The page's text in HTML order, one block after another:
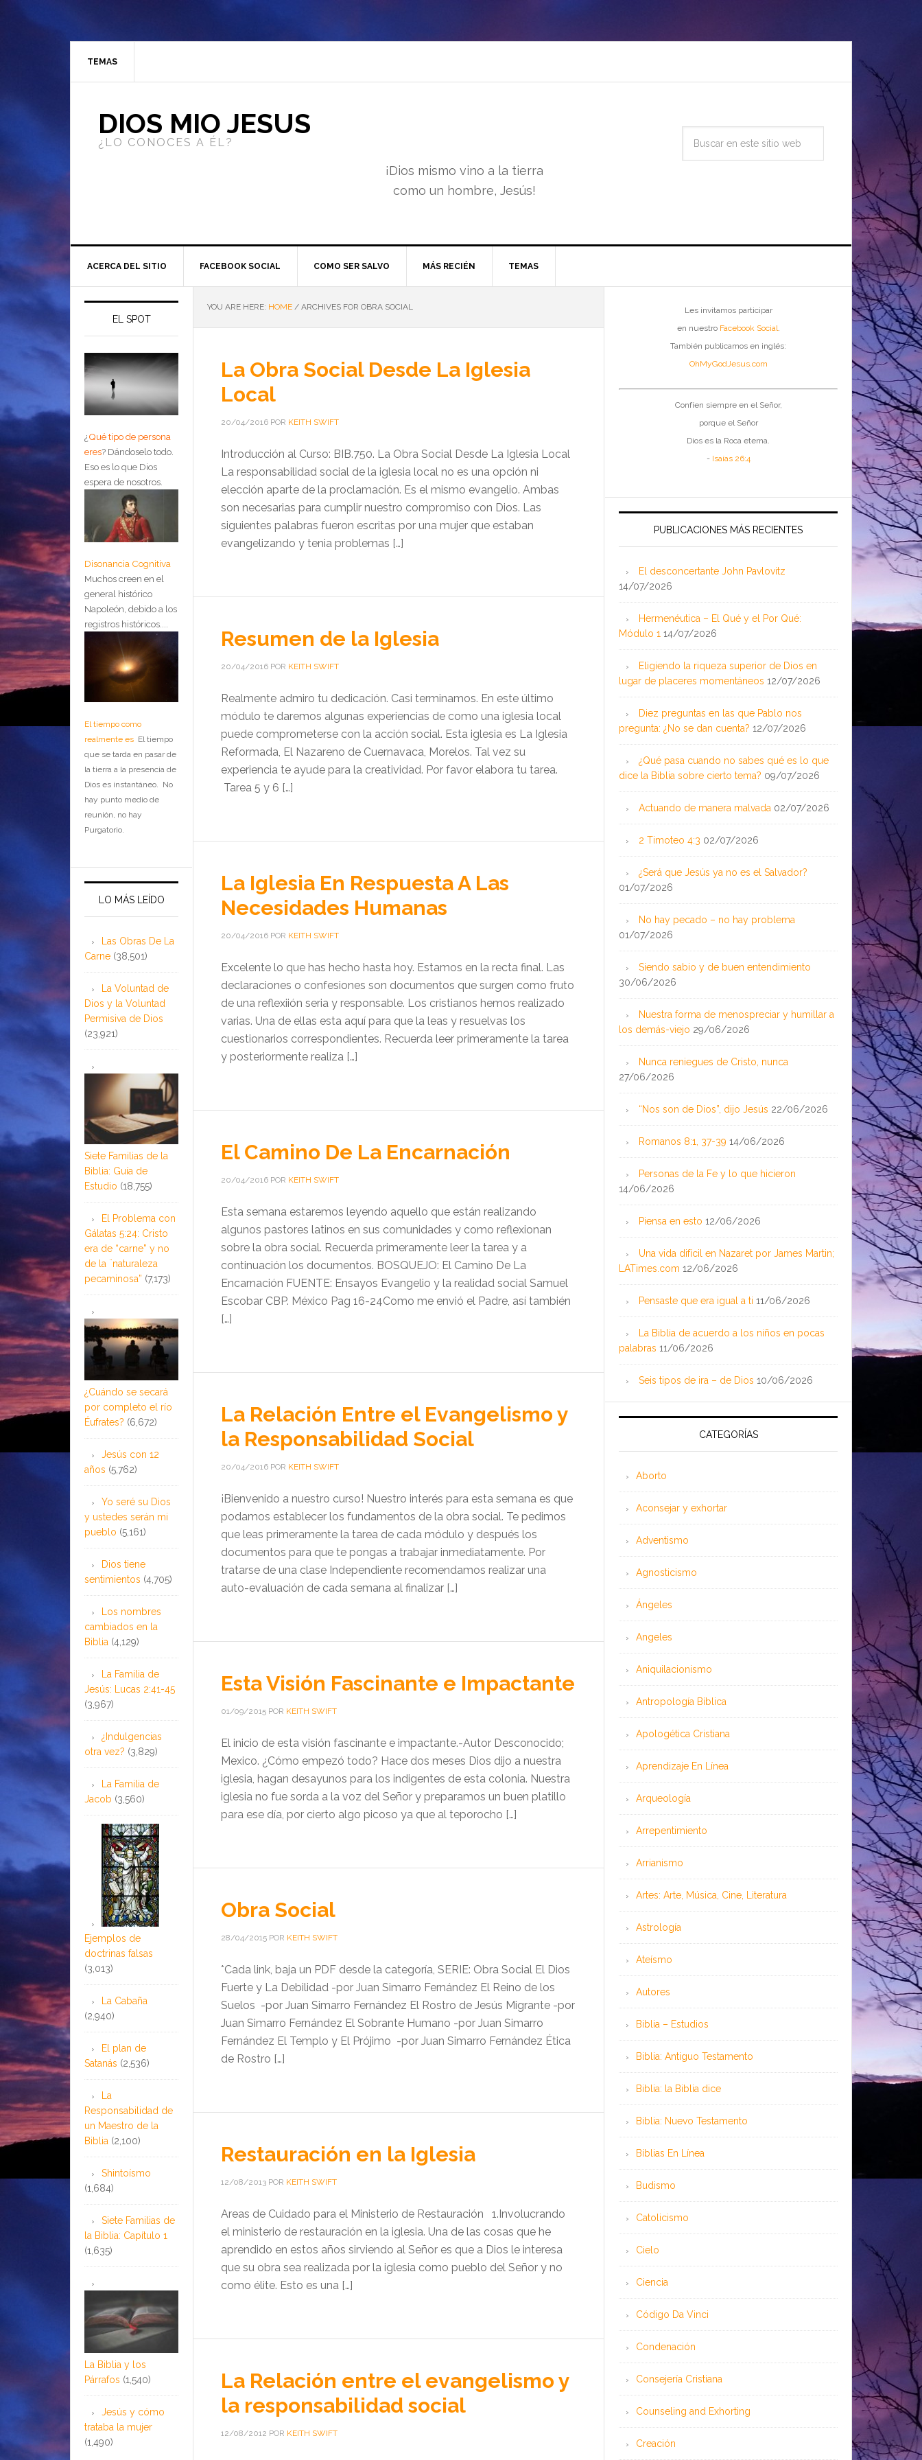
TEMAS
DIOS MIO JESUS
¿LO CONOCES A ÉL?
¡Dios mismo vino a la tierra
como un hombre, Jesús!
ACERCA DEL SITIO FACEBOOK SOCIAL COMO SER SALVO MÁS RECIÉN TEMAS
YOU ARE HERE: HOME / ARCHIVES FOR OBRA SOCIAL
La Obra Social Desde La Iglesia
Local
20/04/2016 POR KEITH SWIFT
Introducción al Curso: BIB.750. La Obra Social Desde La Iglesia Local
La responsabilidad social de la iglesia local no es una opción ni
elección aparte de la proclamación. Es el mismo evangelio. Ambas
son necesarias para cumplir nuestro compromiso con Dios. Las
siguientes palabras fueron escritas por una mujer que estaban
evangelizando y tenia problemas […]
Resumen de la Iglesia
20/04/2016 POR KEITH SWIFT
Realmente admiro tu dedicación. Casi terminamos. En este último
módulo te daremos algunas experiencias de como una iglesia local
puede comprometerse con la acción social. Esta iglesia es La Iglesia
Reformada, El Nazareno de Cuernavaca, Morelos. Tal vez su
experiencia te ayude para la creatividad. Por favor elabora tu tarea.
Tarea 5 y 6 […]
La Iglesia En Respuesta A Las
Necesidades Humanas
20/04/2016 POR KEITH SWIFT
Excelente lo que has hecho hasta hoy. Estamos en la recta final. Las
declaraciones o confesiones son documentos que surgen como fruto
de una reflexiión seria y responsable. Los cristianos hemos realizado
varias. Una de ellas esta aquí para que la leas y resuelvas los
cuestionarios correspondientes. Recuerda leer primeramente la tarea
y posteriormente realiza […]
El Camino De La Encarnación
20/04/2016 POR KEITH SWIFT
Esta semana estaremos leyendo aquello que están realizando
algunos pastores latinos en sus comunidades y como reflexionan
sobre la obra social. Recuerda primeramente leer la tarea y a
continuación los documentos. BOSQUEJO: El Camino De La
Encarnación FUENTE: Ensayos Evangelio y la realidad social Samuel
Escobar CBP. México Pag 16-24Como me envió el Padre, así también
[…]
La Relación Entre el Evangelismo y
la Responsabilidad Social
20/04/2016 POR KEITH SWIFT
¡Bienvenido a nuestro curso! Nuestro interés para esta semana es que
podamos establecer los fundamentos de la obra social. Te pedimos
que leas primeramente la tarea de cada módulo y después los
documentos para que te pongas a trabajar inmediatamente. Por
tratarse de una clase Independiente recomendamos realizar una
auto-evaluación de cada semana al finalizar […]
Esta Visión Fascinante e Impactante
01/09/2015 POR KEITH SWIFT
El inicio de esta visión fascinante e impactante.-Autor Desconocido;
Mexico. ¿Cómo empezó todo? Hace dos meses Dios dijo a nuestra
iglesia, hagan desayunos para los indigentes de esta colonia. Nuestra
iglesia no fue sorda a la voz del Señor y preparamos un buen platillo
para ese día, por cierto algo picoso ya que al teporocho […]
Obra Social
28/04/2015 POR KEITH SWIFT
*Cada link, baja un PDF desde la categoría, SERIE: Obra Social El Dios
Fuerte y La Debilidad -por Juan Simarro Fernández El Reino de los
Suelos -por Juan Simarro Fernández El Rostro de Jesús Migrante -por
Juan Simarro Fernández El Sobrante Humano -por Juan Simarro
Fernández El Templo y El Prójimo -por Juan Simarro Fernández Ética
de Rostro […]
Restauración en la Iglesia
12/08/2013 POR KEITH SWIFT
Areas de Cuidado para el Ministerio de Restauración 1.Involucrando
el ministerio de restauración en la iglesia. Una de las cosas que he
aprendido en estos años sirviendo al Señor es que a Dios le interesa
que su obra sea realizada por la iglesia como pueblo del Señor y no
como élite. Esto es una […]
La Relación entre el evangelismo y
la responsabilidad social
12/08/2012 POR KEITH SWIFT
Les invitamos participar
en nuestro Facebook Social.
También publicamos en inglés:
OhMyGodJesus.com
Confíen siempre en el Señor,
porque el Señor
Dios es la Roca eterna.
- Isaías 26:4
PUBLICACIONES MÁS RECIENTES
El desconcertante John Pavlovitz
14/07/2026
Hermenéutica – El Qué y el Por Qué:
Módulo 1 14/07/2026
Eligiendo la riqueza superior de Dios en
lugar de placeres momentáneos 12/07/2026
Diez preguntas en las que Pablo nos
pregunta: ¿No se dan cuenta? 12/07/2026
¿Qué pasa cuando no sabes qué es lo que
dice la Biblia sobre cierto tema? 09/07/2026
Actuando de manera malvada 02/07/2026
2 Timoteo 4:3 02/07/2026
¿Será que Jesús ya no es el Salvador?
01/07/2026
No hay pecado – no hay problema
01/07/2026
Siendo sabio y de buen entendimiento
30/06/2026
Nuestra forma de menospreciar y humillar a
los demás-viejo 29/06/2026
Nunca reniegues de Cristo, nunca
27/06/2026
“Nos son de Dios”, dijo Jesús 22/06/2026
Romanos 8:1, 37-39 14/06/2026
Personas de la Fe y lo que hicieron
14/06/2026
Piensa en esto 12/06/2026
Una vida difícil en Nazaret por James Martin;
LATimes.com 12/06/2026
Pensaste que era igual a ti 11/06/2026
La Biblia de acuerdo a los niños en pocas
palabras 11/06/2026
Seis tipos de ira – de Dios 10/06/2026
CATEGORÍAS
Aborto
Aconsejar y exhortar
Adventismo
Agnosticismo
Ángeles
Angeles
Aniquilacionismo
Antropología Bíblica
Apologética Cristiana
Aprendizaje En Línea
Arqueología
Arrepentimiento
Arrianismo
Artes: Arte, Música, Cine, Literatura
Astrología
Ateísmo
Autores
Biblia – Estudios
Biblia: Antiguo Testamento
Biblia: la Biblia dice
Biblia: Nuevo Testamento
Bíblias En Línea
Budismo
Catolicismo
Cielo
Ciencia
Código Da Vinci
Condenación
Consejería Cristiana
Counseling and Exhorting
Creación
EL SPOT
¿Qué tipo de persona
eres? Dándoselo todo.
Eso es lo que Dios
espera de nosotros.
Disonancia Cognitiva
Muchos creen en el
general histórico
Napoleón, debido a los
registros históricos....
El tiempo como
realmente es El tiempo
que se tarda en pasar de
la tierra a la presencia de
Dios es instantáneo. No
hay punto medio de
reunión, no hay
Purgatorio.
LO MÁS LEÍDO
Las Obras De La
Carne (38,501)
La Voluntad de
Dios y la Voluntad
Permisiva de Dios
(23,921)
Siete Familias de la
Biblia: Guía de
Estudio (18,755)
El Problema con
Gálatas 5:24: Cristo
era de “carne” y no
de la ¨naturaleza
pecaminosa” (7,173)
¿Cuándo se secará
por completo el río
Éufrates? (6,672)
Jesús con 12
años (5,762)
Yo seré su Dios
y ustedes serán mi
pueblo (5,161)
Dios tiene
sentimientos (4,705)
Los nombres
cambiados en la
Biblia (4,129)
La Familia de
Jesús: Lucas 2:41-45
(3,967)
¿Indulgencias
otra vez? (3,829)
La Familia de
Jacob (3,560)
Ejemplos de
doctrinas falsas
(3,013)
La Cabaña
(2,940)
El plan de
Satanás (2,536)
La
Responsabilidad de
un Maestro de la
Biblia (2,100)
Shintoísmo
(1,684)
Siete Familias de
la Biblia: Capítulo 1
(1,635)
La Biblia y los
Párrafos (1,540)
Jesús y cómo
trataba la mujer
(1,490)